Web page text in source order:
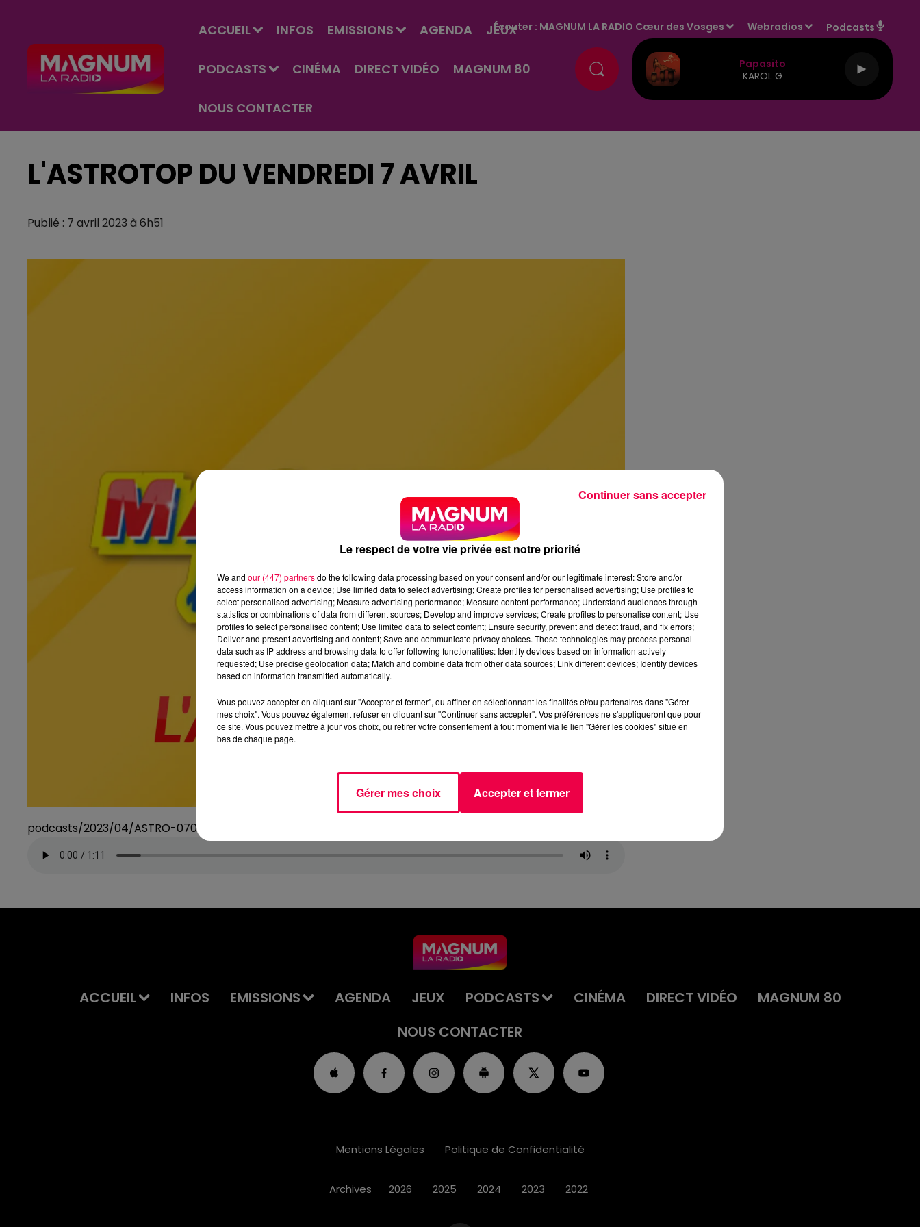
ACCUEIL INFOS EMISSIONS AGENDA JEUX
PODCASTS CINÉMA DIRECT VIDÉO MAGNUM 80
NOUS CONTACTER
Écouter : MAGNUM LA RADIO Cœur des Vosges Webradios Podcasts
Papasito
KAROL G
L'ASTROTOP DU VENDREDI 7 AVRIL
Publié : 7 avril 2023 à 6h51
podcasts/2023/04/ASTRO-070423.mp3
ACCUEIL INFOS EMISSIONS AGENDA JEUX PODCASTS CINÉMA DIRECT VIDÉO
MAGNUM 80
NOUS CONTACTER
Mentions Légales Politique de Confidentialité
Archives 2026 2025 2024 2023 2022
Le respect de votre vie privée est notre priorité
We and our (447) partnersdo the following data processing based on your consent and/or our legitimate interest: Store and/or
access information on a device; Use limited data to select advertising; Create profiles for personalised advertising; Use profiles to
select personalised advertising; Measure advertising performance; Measure content performance; Understand audiences through
statistics or combinations of data from different sources; Develop and improve services; Create profiles to personalise content; Use
profiles to select personalised content; Use limited data to select content; Ensure security, prevent and detect fraud, and fix errors;
Deliver and present advertising and content; Save and communicate privacy choices. These technologies may process personal
data such as IP address and browsing data to offer following functionalities: Identify devices based on information actively
requested; Use precise geolocation data; Match and combine data from other data sources; Link different devices; Identify devices
based on information transmitted automatically.
Vous pouvez accepter en cliquant sur "Accepter et fermer", ou affiner en sélectionnant les finalités et/ou partenaires dans "Gérer
mes choix". Vous pouvez également refuser en cliquant sur "Continuer sans accepter". Vos préférences ne s'appliqueront que pour
ce site. Vous pouvez mettre à jour vos choix, ou retirer votre consentement à tout moment via le lien "Gérer les cookies" situé en
bas de chaque page.
Gérer mes choix Accepter et fermer
Continuer sans accepter